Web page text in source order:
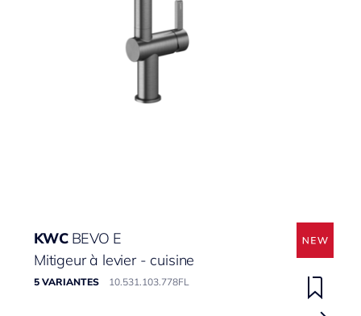
KWC BEVO E
Mitigeur à levier - cuisine
5 VARIANTES 10.531.103.778FL